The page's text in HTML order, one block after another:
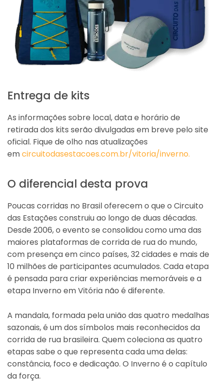
Entrega de kits
As informações sobre local, data e horário de
retirada dos kits serão divulgadas em breve pelo site
oficial. Fique de olho nas atualizações
emcircuitodasestacoes.com.br/vitoria/inverno.
O diferencial desta prova
Poucas corridas no Brasil oferecem o que o Circuito
das Estações construiu ao longo de duas décadas.
Desde 2006, o evento se consolidou como uma das
maiores plataformas de corrida de rua do mundo,
com presença em cinco países, 32 cidades e mais de
10 milhões de participantes acumulados. Cada etapa
é pensada para criar experiências memoráveis e a
etapa Inverno em Vitória não é diferente.
A mandala, formada pela união das quatro medalhas
sazonais, é um dos símbolos mais reconhecidos da
corrida de rua brasileira. Quem coleciona as quatro
etapas sabe o que representa cada uma delas:
constância, foco e dedicação. O Inverno é o capítulo
da força.